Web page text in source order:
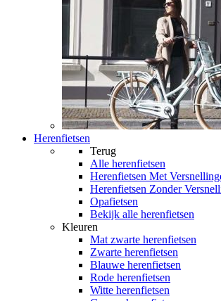
Herenfietsen
Terug
Alle herenfietsen
Herenfietsen Met
Herenfietsen Zonder
Opafietsen
Bekijk alle herenfietsen
Kleuren
Mat zwarte herenfietsen
Zwarte herenfietsen
Blauwe herenfietsen
Rode herenfietsen
Witte herenfietsen